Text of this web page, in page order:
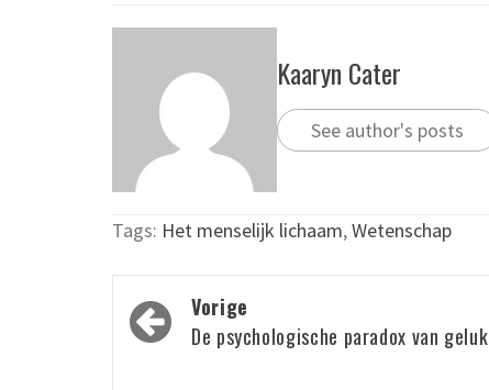
Kaaryn Cater
See author's posts
Tags: Het menselijk lichaam,Wetenschap
Bericht
navigatie
Vorige
De psychologische paradox van geluk